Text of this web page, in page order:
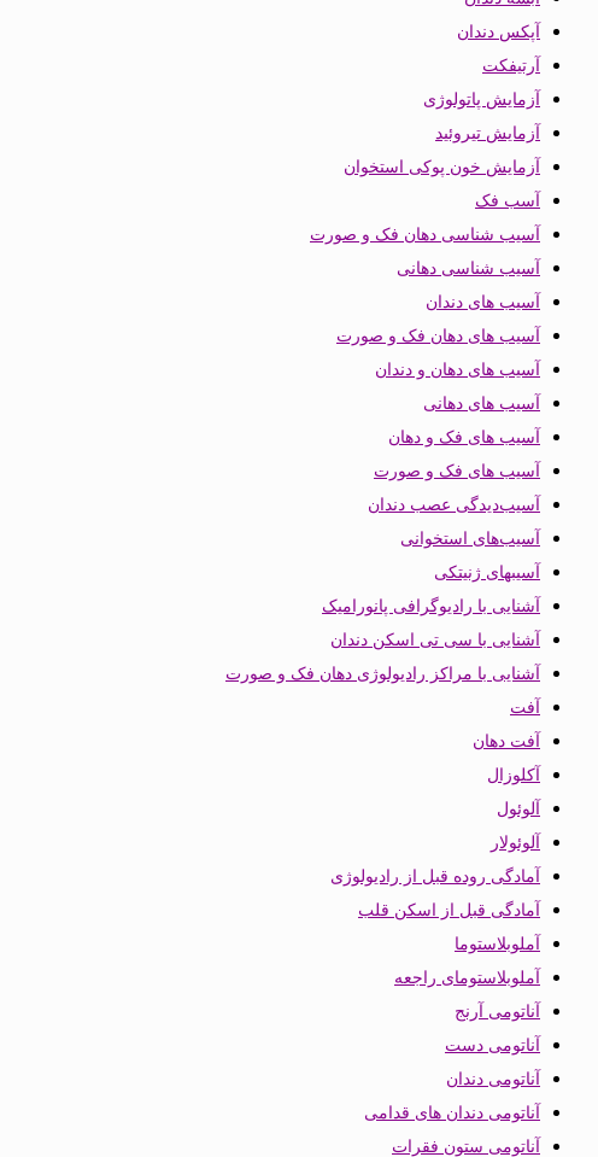
آپکس دندان
آرتیفکت
آزمایش پاتولوژی
آزمایش تیروئید
آزمایش خون پوکی استخوان
آسب فک
آسیب شناسی دهان فک و صورت
آسیب شناسی دهانی
آسیب های دندان
آسیب های دهان فک و صورت
آسیب های دهان و دندان
آسیب های دهانی
آسیب های فک و دهان
آسیب های فک و صورت
آسیب‌دیدگی عصب دندان
آسیب‌های استخوانی
آسیبهای ژنیتکی
آشنایی با رادیوگرافی پانورامیک
آشنایی با سی تی اسکن دندان
آشنایی با مراکز رادیولوژی دهان فک و صورت
آفت
آفت دهان
آکلوزال
آلوئول
آلوئولار
آمادگی روده قبل از رادیولوژی
آمادگی قبل از اسکن قلب
آملوبلاستوما
آملوبلاستومای راجعه
آناتومی آرنج
آناتومی دست
آناتومی دندان
آناتومی دندان های قدامی
آناتومی ستون فقرات